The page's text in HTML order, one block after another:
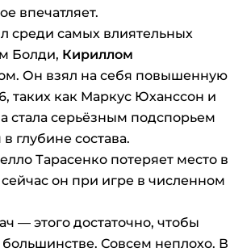
впечатляет.
среди самых влиятельных
Болди, Кириллом
Он взял на себя повышенную
таких как Маркус Юханссон и
стала серьёзным подспорьем
глубине состава.
Тарасенко потеряет место в
он при игре в численном
— этого достаточно, чтобы
Совсем неплохо. В